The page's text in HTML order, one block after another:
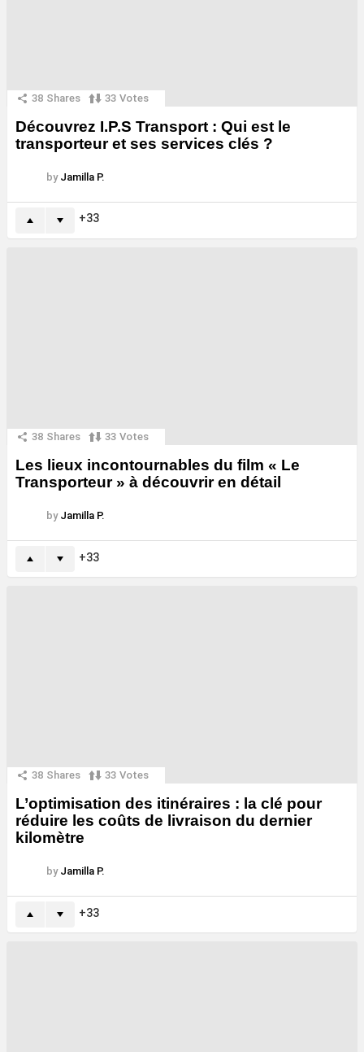
38 Shares 33 Votes
Découvrez I.P.S Transport : Qui est le
transporteur et ses services clés ?
by Jamilla P.
33
38 Shares 33 Votes
Les lieux incontournables du film « Le
Transporteur » à découvrir en détail
by Jamilla P.
33
38 Shares 33 Votes
L’optimisation des itinéraires : la clé pour
réduire les coûts de livraison du dernier
kilomètre
by Jamilla P.
33